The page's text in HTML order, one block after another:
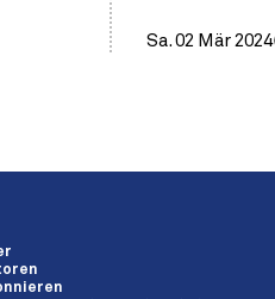
Sa. 02 Mär 2024